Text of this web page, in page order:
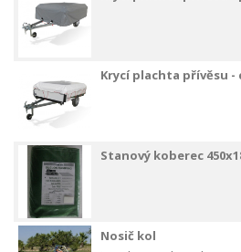
Krycí plachta přívěsu -
Stanový koberec
Nosič kol